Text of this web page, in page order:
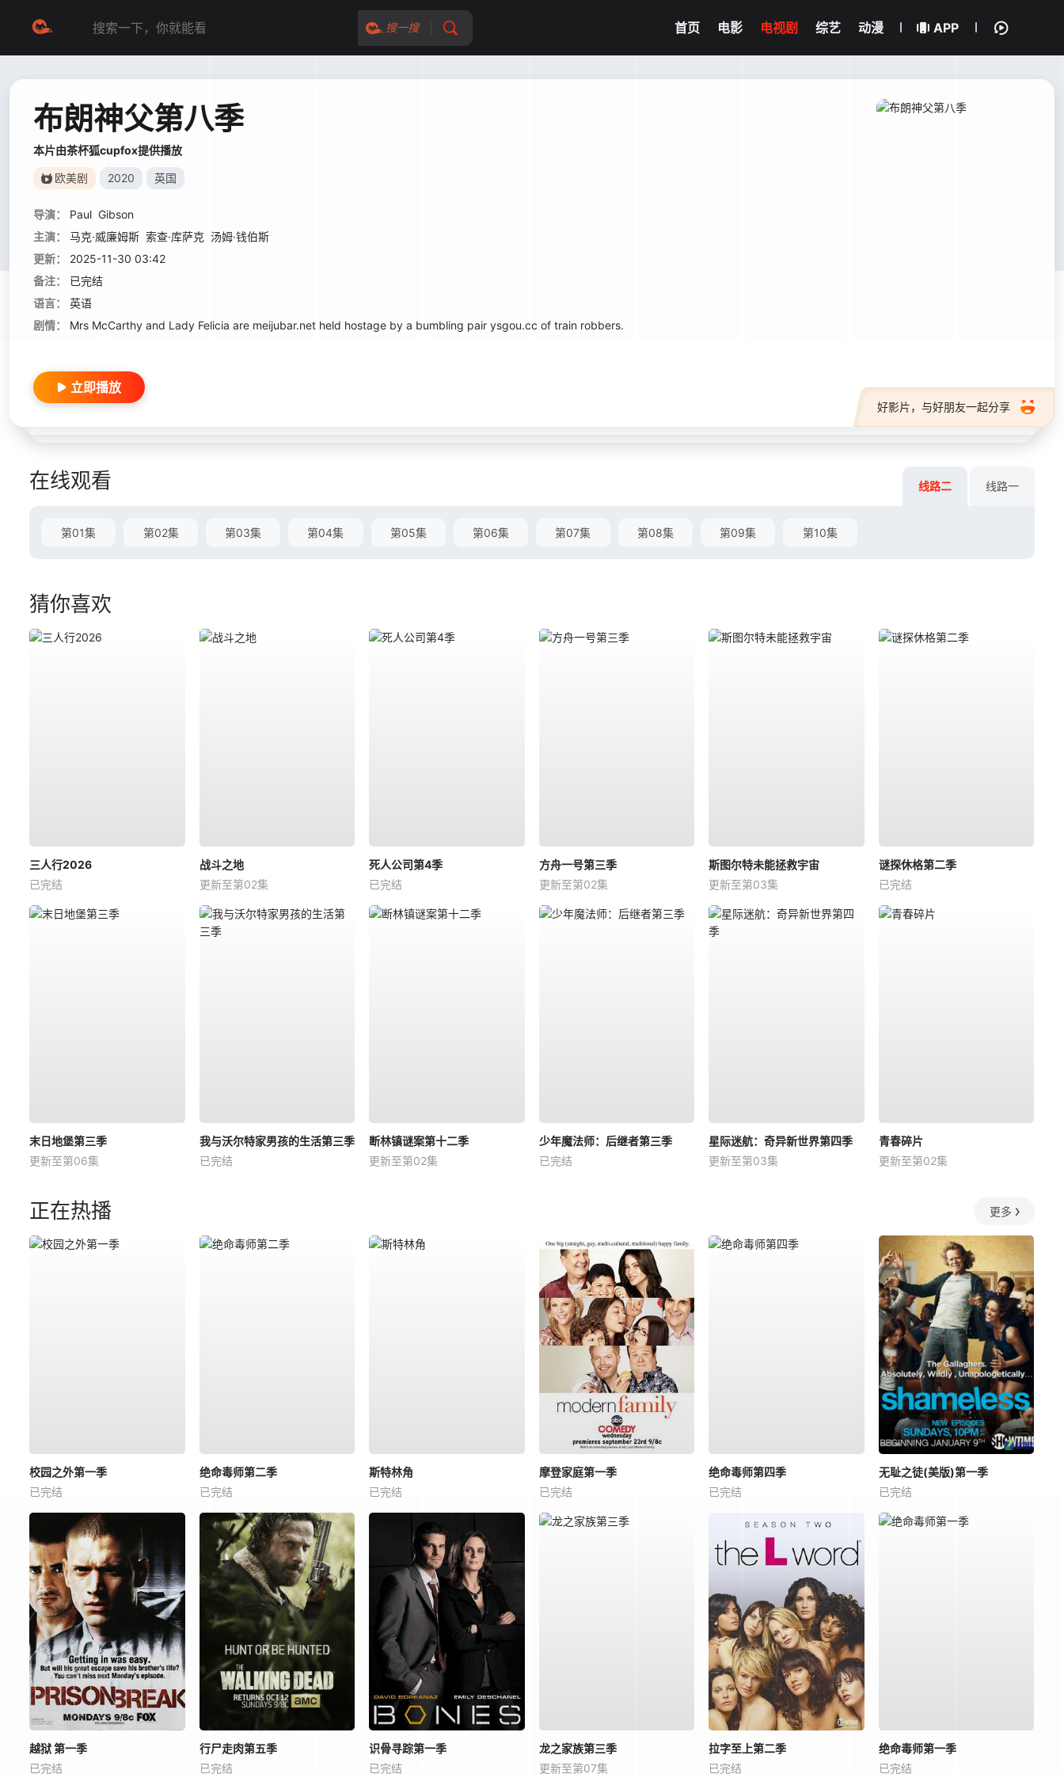
搜一搜 首页 电影 电视剧 综艺 动漫 APP
布朗神父第八季
本片由茶杯狐cupfox提供播放
欧美剧 2020 英国
导演： Paul Gibson
主演：
马克·威廉姆斯 索查·库萨克 汤姆·钱伯斯
更新：
2025-11-30 03:42
备注：
已完结
语言：
英语
剧情：
Mrs McCarthy and Lady Felicia are meijubar.net held hostage by a bumbling pair ysgou.cc of train robbers.
好影片，与好朋友一起分享
立即播放
在线观看 线路二 线路一
第01集 第02集 第03集 第04集 第05集 第06集 第07集 第08集 第09集 第10集
猜你喜欢
三人行2026
已完结
战斗之地
更新至第02集
死人公司第4季
已完结
方舟一号第三季
更新至第02集
斯图尔特未能拯救宇宙
更新至第03集
谜探休格第二季
已完结
末日地堡第三季
更新至第06集
我与沃尔特家男孩的生活第三季
已完结
断林镇谜案第十二季
更新至第02集
少年魔法师：后继者第三季
已完结
星际迷航：奇异新世界第四季
更新至第03集
青春碎片
更新至第02集
正在热播 更多
校园之外第一季
已完结
绝命毒师第二季
已完结
斯特林角
已完结
摩登家庭第一季
已完结
绝命毒师第四季
已完结
无耻之徒(美版)第一季
已完结
越狱 第一季
已完结
行尸走肉第五季
已完结
识骨寻踪第一季
已完结
龙之家族第三季
更新至第07集
拉字至上第二季
已完结
绝命毒师第一季
已完结